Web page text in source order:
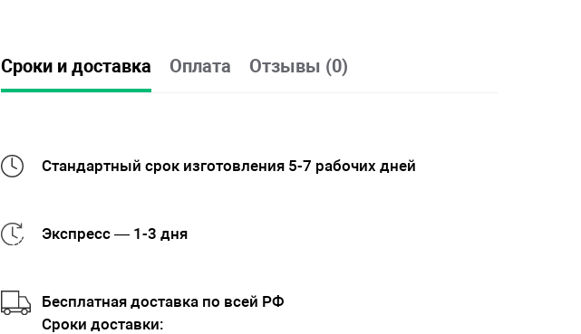
Сроки и доставка Оплата Отзывы (0)
Стандартный срок изготовления 5-7 рабочих дней
Экспресс — 1-3 дня
Бесплатная доставка по всей РФ
Cроки доставки: